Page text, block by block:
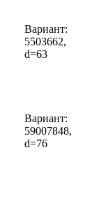
Вариант:
5503662,
d=63
Вариант:
59007848,
d=76